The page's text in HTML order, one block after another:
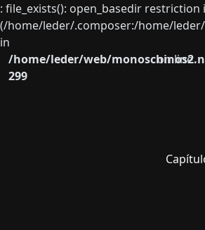
: file_exists(): open_basedir
(/home/leder/.composer:/home/
in
/home/leder/web/
on line
299